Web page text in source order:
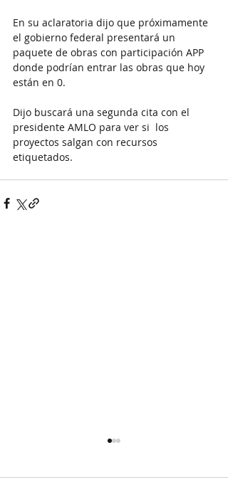
En su aclaratoria dijo que próximamente
el gobierno federal presentará un
paquete de obras con participación APP
donde podrían entrar las obras que hoy
están en 0.
Dijo buscará una segunda cita con el
presidente AMLO para ver si  los
proyectos salgan con recursos
etiquetados.